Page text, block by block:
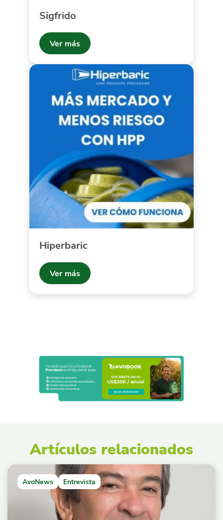
Sigfrido
Ver más
Hiperbaric
Ver más
Artículos relacionados
AvoNews Entrevista